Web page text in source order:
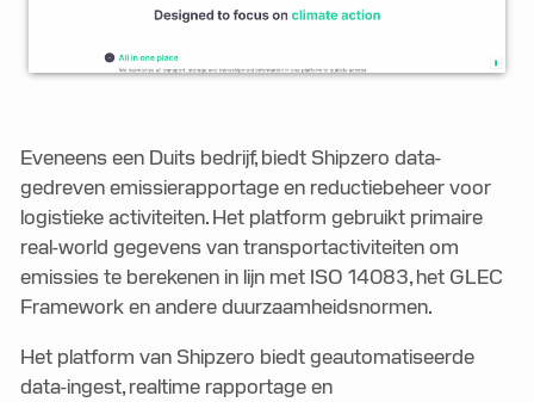
Eveneens een Duits bedrijf, biedt Shipzero data-
gedreven emissierapportage en reductiebeheer voor
logistieke activiteiten. Het platform gebruikt primaire
real-world gegevens van transportactiviteiten om
emissies te berekenen in lijn met ISO 14083, het GLEC
Framework en andere duurzaamheidsnormen.
Het platform van Shipzero biedt geautomatiseerde
data-ingest, realtime rapportage en